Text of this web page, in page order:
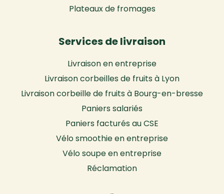
Plateaux de fromages
Services de livraison
Livraison en entreprise
Livraison corbeilles de fruits à Lyon
Livraison corbeille de fruits à Bourg-en-bresse
Paniers salariés
Paniers facturés au CSE
Vélo smoothie en entreprise
Vélo soupe en entreprise
Réclamation